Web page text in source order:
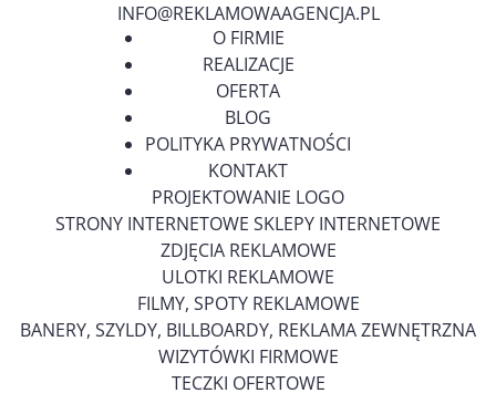
INFO@REKLAMOWAAGENCJA.PL
O FIRMIE
REALIZACJE
OFERTA
BLOG
POLITYKA PRYWATNOŚCI
KONTAKT
PROJEKTOWANIE LOGO
STRONY INTERNETOWE SKLEPY INTERNETOWE
ZDJĘCIA REKLAMOWE
ULOTKI REKLAMOWE
FILMY, SPOTY REKLAMOWE
BANERY, SZYLDY, BILLBOARDY, REKLAMA ZEWNĘTRZNA
WIZYTÓWKI FIRMOWE
TECZKI OFERTOWE